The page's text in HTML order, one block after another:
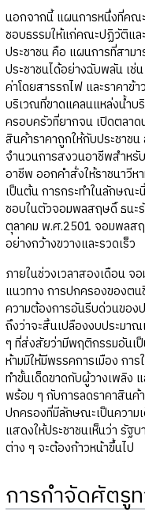
นอกจากนี้ แผนการหนึ่งที่คณ
ชอบธรรมให้แก่คณะปฏิวัติแ
ประชาชน คือ แผนการที่สาม
ประชาชนได้อย่างฉับพลัน เ
ค่าโดยสารรถไฟ และราคาข้
บริเวณที่ขาดแคลนแหล่งน้ำบ
ครอบครัวที่ยากจน เปิดตลา
สินค้าราคาถูกให้กับประชาช
จำนวนการสงวนอาชีพสำหรั
อาชีพ ออกคำสั่งให้ราชนาวีห
เป็นต้น การกระทำในลักษณ
ชอบในตัวจอมพลสฤษดิ์ ธนะ
ตุลาคม พ.ศ.2501 จอมพลส
อย่างกว้างขวางและรวดเร็ว
ภายในช่วงเวลาสองเดือน
แนวทาง การปกครองของต
ความต้องการอันรีบด่วนของ
ถึงว่าจะสิ้นเปลืองงบประมา
ๆ ที่ส่งสัยว่ามีพฤติกรรมอันเ
ห้ามมิให้มีพรรคการเมือง กา
ทำขั้นเด็ดขาดกับผู้วางเพลิง
พร้อม ๆ กับการลดราคาสินค้
ปกครองที่มีลักษณะเป็นความ
แสดงให้ประชาชนเห็นว่า รัฐ
ต่าง ๆ จะต้องก้าวหน้าขึ้นไป
การกำจัดศัตรู